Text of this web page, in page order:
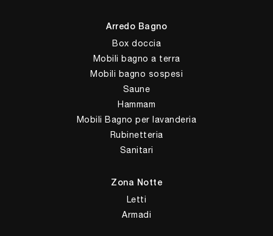
Arredo Bagno
Box doccia
Mobili bagno a terra
Mobili bagno sospesi
Saune
Hammam
Mobili Bagno per lavanderia
Rubinetteria
Sanitari
Zona Notte
Letti
Armadi